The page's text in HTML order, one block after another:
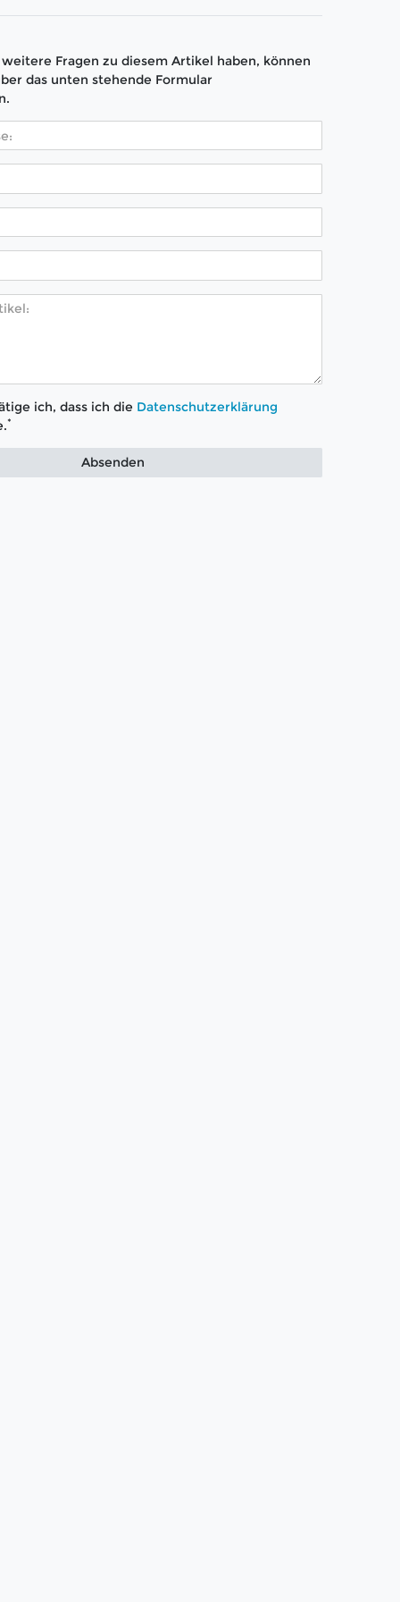
Fragen zu diesem Artikel haben, können
das unten stehende Formular
ich, dass ich die Daten­schutz­erklärung
*
Absenden